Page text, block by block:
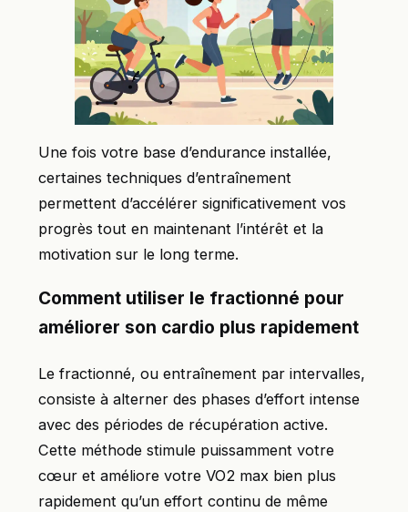
Une fois votre base d’endurance installée,
certaines techniques d’entraînement
permettent d’accélérer significativement vos
progrès tout en maintenant l’intérêt et la
motivation sur le long terme.
Comment utiliser le fractionné pour
améliorer son cardio plus rapidement
Le fractionné, ou entraînement par intervalles,
consiste à alterner des phases d’effort intense
avec des périodes de récupération active.
Cette méthode stimule puissamment votre
cœur et améliore votre VO2 max bien plus
rapidement qu’un effort continu de même